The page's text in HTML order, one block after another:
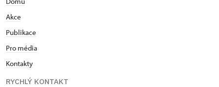
Akce
Publikace
Pro média
Kontakty
RYCHLÝ KONTAKT